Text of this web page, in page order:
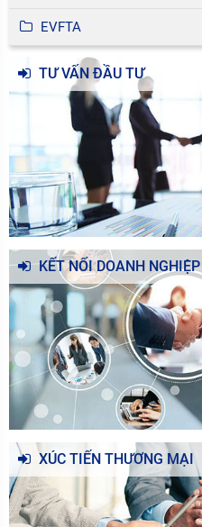
EVFTA
TƯ VẤN ĐẦU TƯ
KẾT NỐI DOANH NGHIỆP
XÚC TIẾN THƯƠNG MẠI